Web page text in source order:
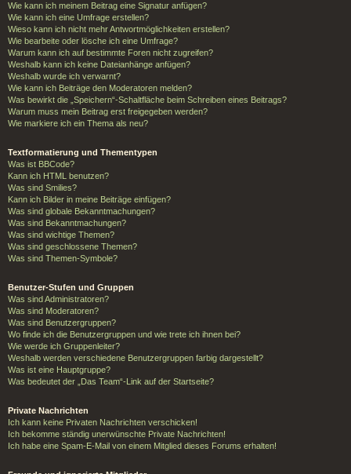
Wie kann ich meinem Beitrag eine Signatur anfügen?
Wie kann ich eine Umfrage erstellen?
Wieso kann ich nicht mehr Antwortmöglichkeiten erstellen?
Wie bearbeite oder lösche ich eine Umfrage?
Warum kann ich auf bestimmte Foren nicht zugreifen?
Weshalb kann ich keine Dateianhänge anfügen?
Weshalb wurde ich verwarnt?
Wie kann ich Beiträge den Moderatoren melden?
Was bewirkt die „Speichern“-Schaltfläche beim Schreiben eines Beitrags?
Warum muss mein Beitrag erst freigegeben werden?
Wie markiere ich ein Thema als neu?
Textformatierung und Thementypen
Was ist BBCode?
Kann ich HTML benutzen?
Was sind Smilies?
Kann ich Bilder in meine Beiträge einfügen?
Was sind globale Bekanntmachungen?
Was sind Bekanntmachungen?
Was sind wichtige Themen?
Was sind geschlossene Themen?
Was sind Themen-Symbole?
Benutzer-Stufen und Gruppen
Was sind Administratoren?
Was sind Moderatoren?
Was sind Benutzergruppen?
Wo finde ich die Benutzergruppen und wie trete ich ihnen bei?
Wie werde ich Gruppenleiter?
Weshalb werden verschiedene Benutzergruppen farbig dargestellt?
Was ist eine Hauptgruppe?
Was bedeutet der „Das Team“-Link auf der Startseite?
Private Nachrichten
Ich kann keine Privaten Nachrichten verschicken!
Ich bekomme ständig unerwünschte Private Nachrichten!
Ich habe eine Spam-E-Mail von einem Mitglied dieses Forums erhalten!